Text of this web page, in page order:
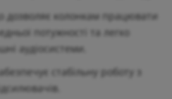
дозволяє колонкам працювати
потужності та легко
аудіосистеми.
стабільну роботу з